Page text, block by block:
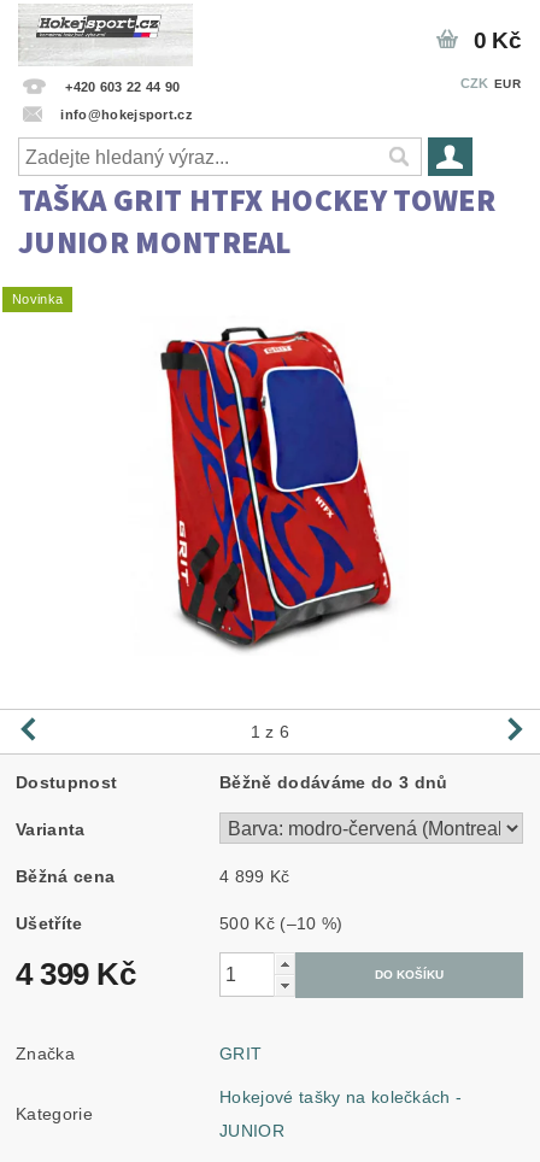
+420 603 22 44 90
info@hokejsport.cz
CZK EUR
0 Kč
TAŠKA GRIT HTFX HOCKEY TOWER
JUNIOR MONTREAL
Novinka
1 z 6
Dostupnost Běžně dodáváme do 3 dnů
Varianta
Běžná cena 4 899 Kč
Ušetříte 500 Kč (–10 %)
4 399 Kč
Značka GRIT
Kategorie
Hokejové tašky na kolečkách -
JUNIOR